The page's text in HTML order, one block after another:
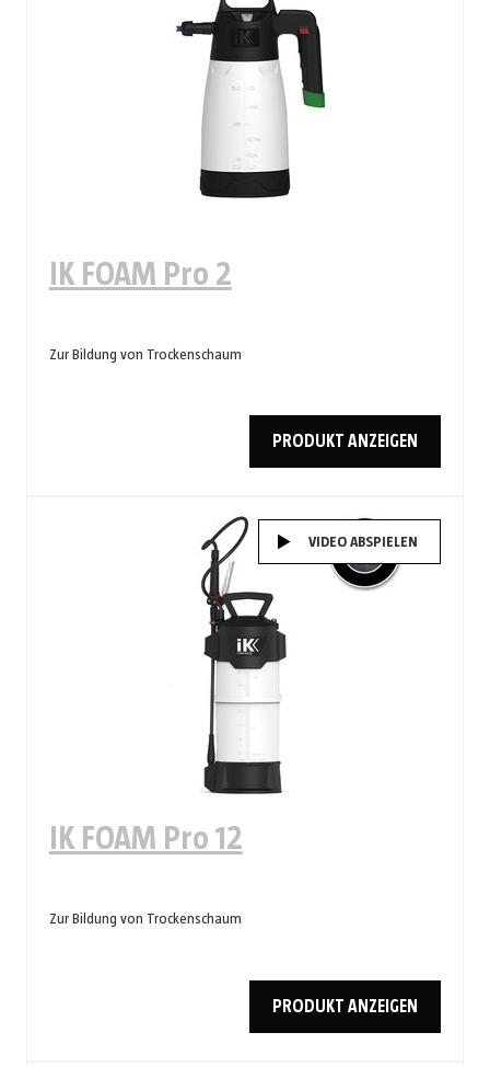
IK FOAM Pro 2
Zur Bildung von Trockenschaum
PRODUKT ANZEIGEN
VIDEO ABSPIELEN
IK FOAM Pro 12
Zur Bildung von Trockenschaum
PRODUKT ANZEIGEN